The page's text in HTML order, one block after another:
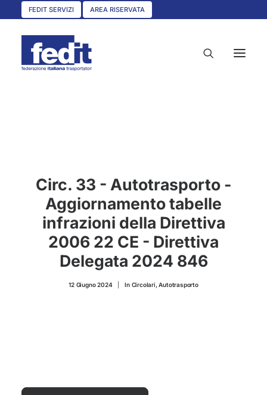
FEDIT SERVIZI AREA RISERVATA
CIRCOLARI
UNISCITI A NOI
CONVENZIONI
ASSOCIAZIONI TERRITORIALI
Circ. 33 - Autotrasporto -
Aggiornamento tabelle
infrazioni della Direttiva
2006 22 CE - Direttiva
Delegata 2024 846
12 Giugno 2024 In Circolari,Autotrasporto